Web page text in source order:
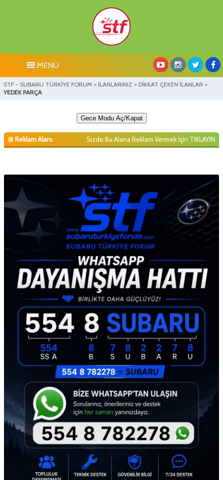
MENÜ
STF - SUBARU TÜRKİYE FORUM > İLANLARINIZ > DİKKAT ÇEKEN İLANLAR >
YEDEK PARÇA
Gece Modu Aç/Kapat
Reklam Alanı Sizde Bu Alana Reklam Vermek İçin TIKLAYIN